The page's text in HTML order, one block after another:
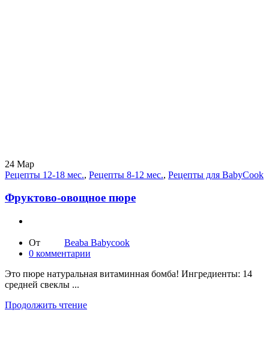
24 Мар
Рецепты 12-18 мес., Рецепты 8-12 мес., Рецепты для BabyCook
Фруктово-овощное пюре
От
Beaba Babycook
0 комментарии
Это пюре натуральная витаминная бомба! Ингредиенты: 14
средней свеклы ...
Продолжить чтение